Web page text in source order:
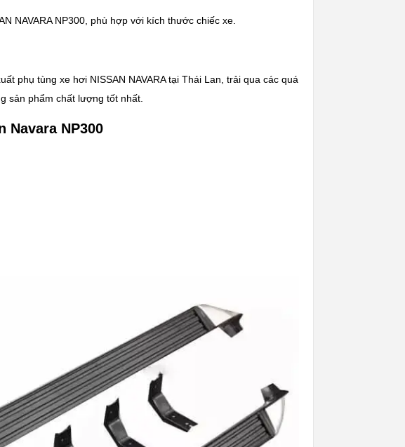
NAVARA NP300, phù hợp với kích thước chiếc xe.
phụ tùng xe hơi NISSAN NAVARA tại Thái Lan, trải qua các quá
sản phẩm chất lượng tốt nhất.
Navara NP300